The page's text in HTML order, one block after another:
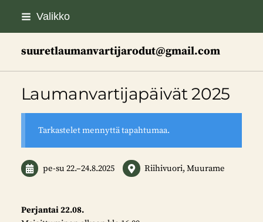
Siirry
Valikko
suuretlaumanvartijarodut@gmail.com
Laumanvartijapäivät 2025
Tarkastelet mennyttä tapahtumaa.
pe-su 22.–24.8.2025 Riihivuori, Muurame
Perjantai 22.08.